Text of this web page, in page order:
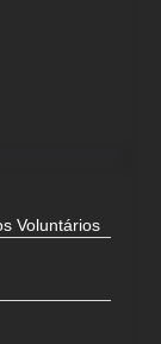
Voluntários